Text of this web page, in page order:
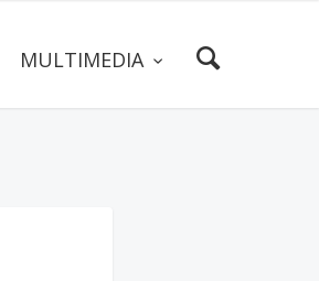
MULTIMEDIA